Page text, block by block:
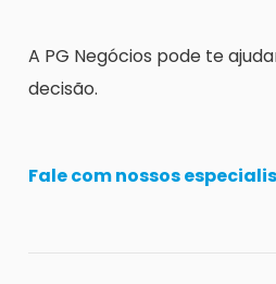
A PG Negócios pode te
decisão.
Fale com nossos